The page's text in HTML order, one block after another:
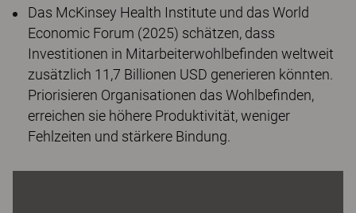
Das McKinsey Health Institute und das World
Economic Forum (2025) schätzen, dass
Investitionen in Mitarbeiterwohlbefinden weltweit
zusätzlich 11,7 Billionen USD generieren könnten.
Priorisieren Organisationen das Wohlbefinden,
erreichen sie höhere Produktivität, weniger
Fehlzeiten und stärkere Bindung.